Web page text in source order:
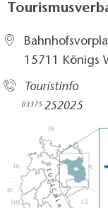
15711 Königs
Touristinfo
03375 252025​